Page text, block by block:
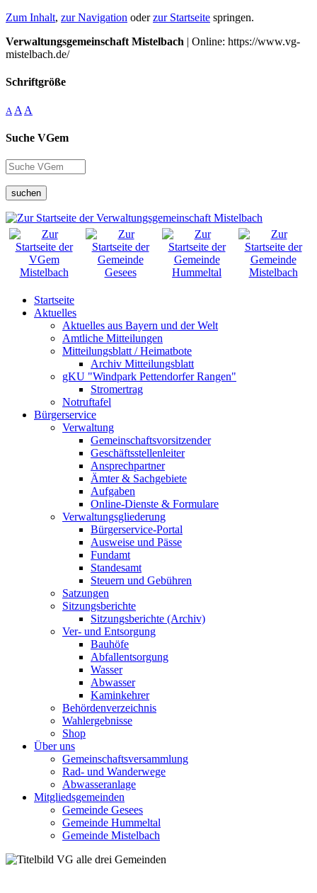
Zum Inhalt, zur Navigation oderzur Startseite springen.
Verwaltungsgemeinschaft Mistelbach | Online: https://www.vg-
mistelbach.de/
Schriftgröße
A A A
Suche VGem
suchen
Startseite
Aktuelles
Aktuelles aus Bayern und der Welt
Amtliche Mitteilungen
Mitteilungsblatt / Heimatbote
Archiv Mitteilungsblatt
gKU "Windpark Pettendorfer Rangen"
Stromertrag
Notruftafel
Bürgerservice
Verwaltung
Gemeinschaftsvorsitzender
Geschäftsstellenleiter
Ansprechpartner
Ämter & Sachgebiete
Aufgaben
Online-Dienste & Formulare
Verwaltungsgliederung
Bürgerservice-Portal
Ausweise und Pässe
Fundamt
Standesamt
Steuern und Gebühren
Satzungen
Sitzungsberichte
Sitzungsberichte (Archiv)
Ver- und Entsorgung
Bauhöfe
Abfallentsorgung
Wasser
Abwasser
Kaminkehrer
Behördenverzeichnis
Wahlergebnisse
Shop
Über uns
Gemeinschaftsversammlung
Rad- und Wanderwege
Abwasseranlage
Mitgliedsgemeinden
Gemeinde Gesees
Gemeinde Hummeltal
Gemeinde Mistelbach